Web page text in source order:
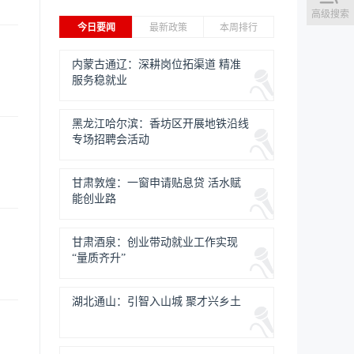
高级搜索
今日要闻
最新政策 本周排行
内蒙古通辽：深耕岗位拓渠道 精准
服务稳就业
黑龙江哈尔滨：香坊区开展地铁沿线
专场招聘会活动
甘肃敦煌：一窗申请贴息贷 活水赋
能创业路
甘肃酒泉：创业带动就业工作实现
“量质齐升”
湖北通山：引智入山城 聚才兴乡土